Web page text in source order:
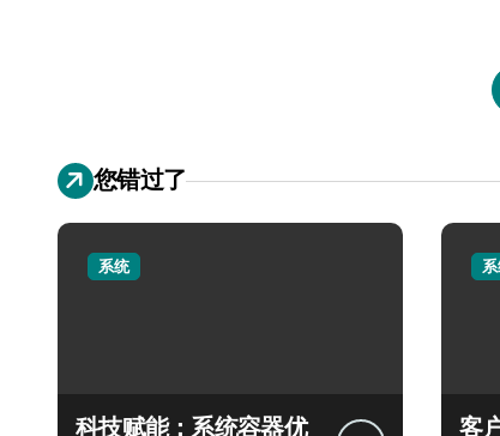
您错过了
系统
科技赋能：系统容器优 客